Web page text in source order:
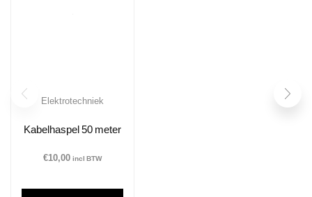
Elektrotechniek
Kabelhaspel 50 meter
€10,00 incl BTW